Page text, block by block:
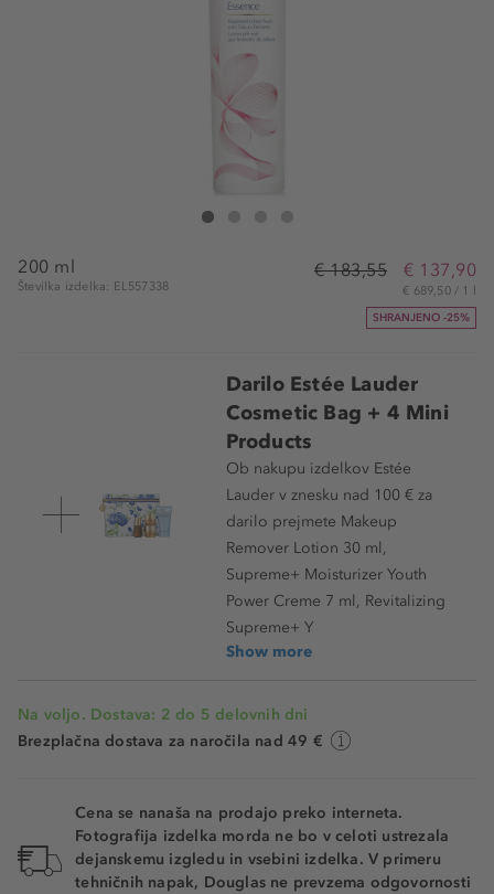
Estée Lauder Micro Essence Skin Activating Treatment
200 ml
Številka izdelka: EL557338
€ 183,55 € 137,90
€ 689,50 / 1 l
SHRANJENO -25%
Darilo Estée Lauder
Cosmetic Bag + 4 Mini
Products
Ob nakupu izdelkov Estée
Lauder v znesku nad 100 € za
darilo prejmete Makeup
Remover Lotion 30 ml,
Supreme+ Moisturizer Youth
Power Creme 7 ml, Revitalizing
Supreme+ Y
Show more
Na voljo. Dostava: 2 do 5 delovnih dni
Brezplačna dostava za naročila nad 49 €
Cena se nanaša na prodajo preko interneta.
Fotografija izdelka morda ne bo v celoti ustrezala
dejanskemu izgledu in vsebini izdelka. V primeru
tehničnih napak, Douglas ne prevzema odgovornosti